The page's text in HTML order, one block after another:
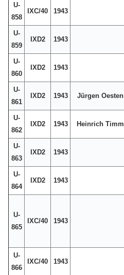
U-
858
IXC/40 1943
U-
859
IXD2 1943
U-
860
IXD2 1943
U-
861
IXD2 1943 Jürgen Oesten
U-
862
IXD2 1943 Heinrich Timm
U-
863
IXD2 1943
U-
864
IXD2 1943
U-
865
IXC/40 1943
U-
866
IXC/40 1943